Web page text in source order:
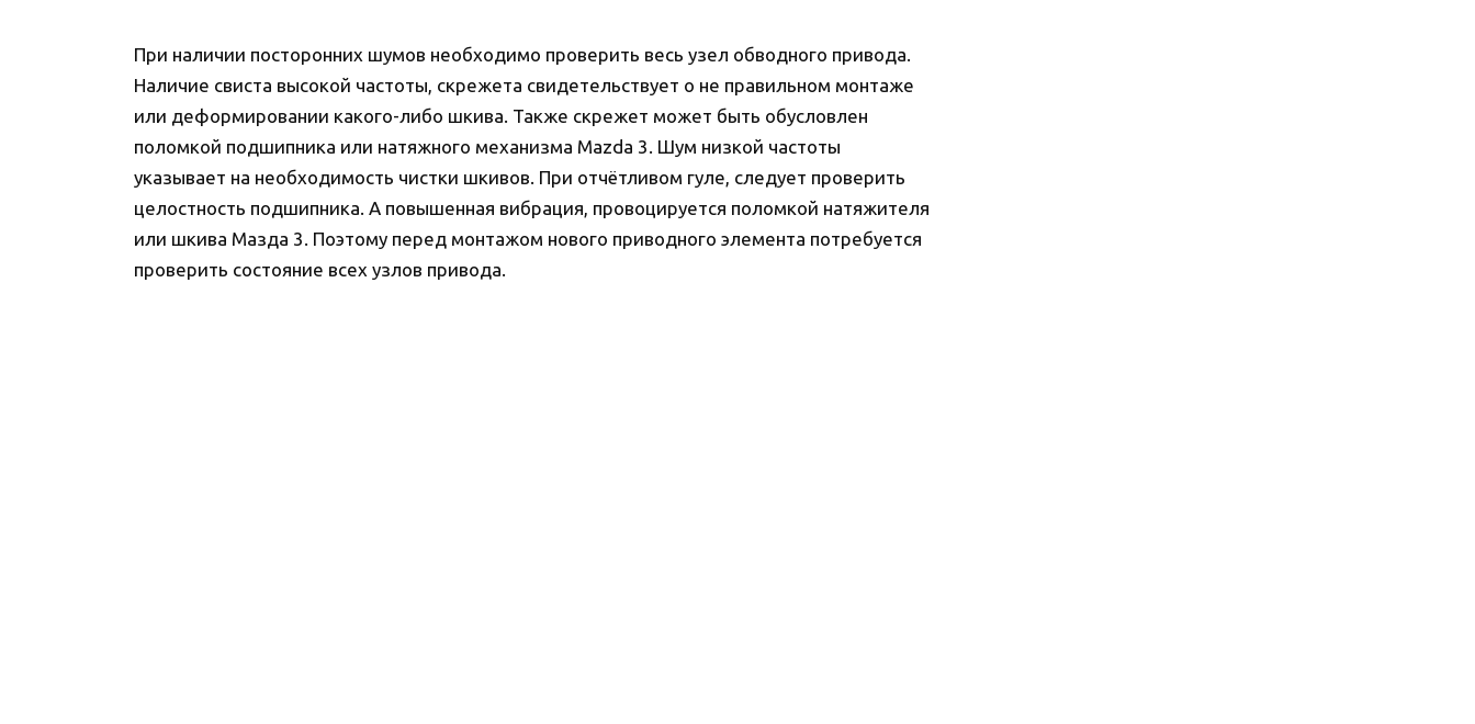
При наличии посторонних шумов необходимо проверить весь узел обводного привода.
Наличие свиста высокой частоты, скрежета свидетельствует о не правильном монтаже
или деформировании какого-либо шкива. Также скрежет может быть обусловлен
поломкой подшипника или натяжного механизма Mazda 3. Шум низкой частоты
указывает на необходимость чистки шкивов. При отчётливом гуле, следует проверить
целостность подшипника. А повышенная вибрация, провоцируется поломкой натяжителя
или шкива Мазда 3. Поэтому перед монтажом нового приводного элемента потребуется
проверить состояние всех узлов привода.